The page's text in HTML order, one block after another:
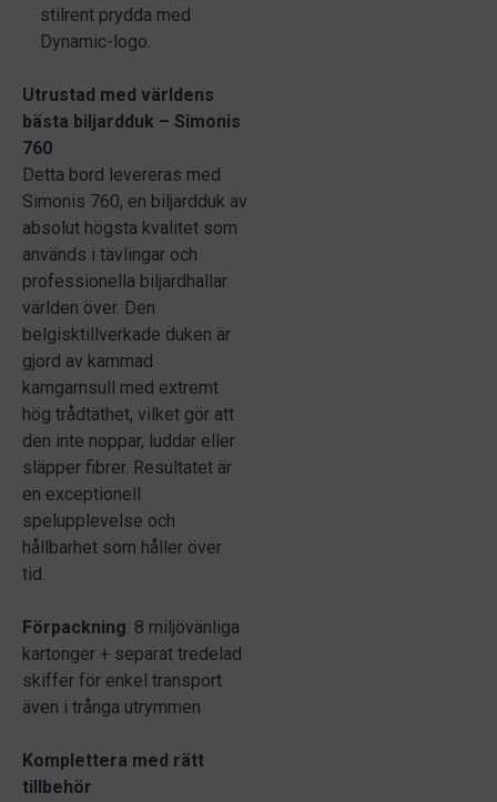
stilrent prydda med
Dynamic-logo.
Utrustad med världens
bästa biljardduk – Simonis
760
Detta bord levereras med
Simonis 760, en biljardduk av
absolut högsta kvalitet som
används i tävlingar och
professionella biljardhallar
världen över. Den
belgisktillverkade duken är
gjord av kammad
kamgarnsull med extremt
hög trådtäthet, vilket gör att
den inte noppar, luddar eller
släpper fibrer. Resultatet är
en exceptionell
spelupplevelse och
hållbarhet som håller över
tid.
Förpackning: 8 miljövänliga
kartonger + separat tredelad
skiffer för enkel transport
även i trånga utrymmen
Komplettera med rätt
tillbehör